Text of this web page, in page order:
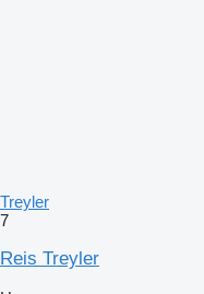
Treyler
7
Reis Treyler